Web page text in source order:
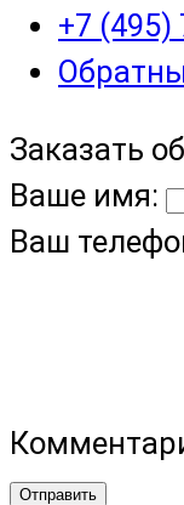
+7 (495)
Заказать
Ваше имя:
Ваш
Отправить